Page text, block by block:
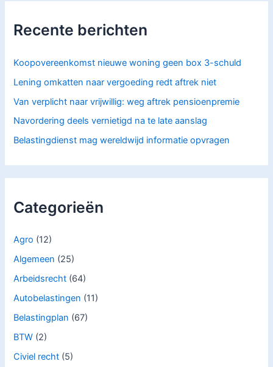
a
Recente berichten
Koopovereenkomst nieuwe woning geen box 3-schuld
Lening omkatten naar vergoeding redt aftrek niet
Van verplicht naar vrijwillig: weg aftrek pensioenpremie
Navordering deels vernietigd na te late aanslag
Belastingdienst mag wereldwijd informatie opvragen
Categorieën
Agro (12)
Algemeen (25)
Arbeidsrecht (64)
Autobelastingen (11)
Belastingplan (67)
BTW (2)
Civiel recht (5)